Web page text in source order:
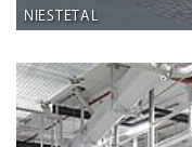
NIESTETAL